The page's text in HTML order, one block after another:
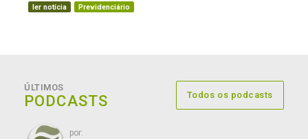
ler notícia Previdenciário
ÚLTIMOS
PODCASTS Todos os podcasts
por: